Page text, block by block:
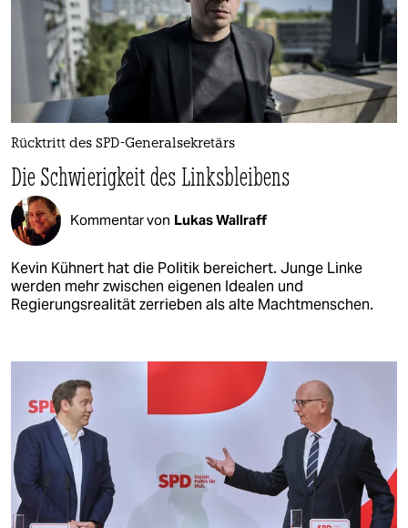
Rücktritt des SPD-Generalsekretärs
Die Schwierigkeit des Linksbleibens
Kommentar von Lukas Wallraff
Kevin Kühnert hat die Politik bereichert. Junge Linke
werden mehr zwischen eigenen Idealen und
Regierungsrealität zerrieben als alte Machtmenschen.